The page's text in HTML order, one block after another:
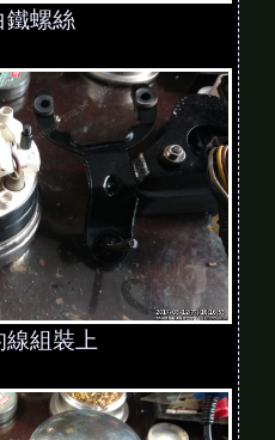
鐵螺絲
組裝上